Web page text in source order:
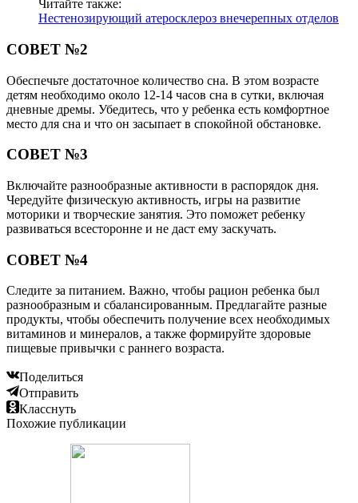
Читайте также:
Нестенозирующий атеросклероз внечерепных отделов
СОВЕТ №2
Обеспечьте достаточное количество сна. В этом возрасте
детям необходимо около 12-14 часов сна в сутки, включая
дневные дремы. Убедитесь, что у ребенка есть комфортное
место для сна и что он засыпает в спокойной обстановке.
СОВЕТ №3
Включайте разнообразные активности в распорядок дня.
Чередуйте физическую активность, игры на развитие
моторики и творческие занятия. Это поможет ребенку
развиваться всесторонне и не даст ему заскучать.
СОВЕТ №4
Следите за питанием. Важно, чтобы рацион ребенка был
разнообразным и сбалансированным. Предлагайте разные
продукты, чтобы обеспечить получение всех необходимых
витаминов и минералов, а также формируйте здоровые
пищевые привычки с раннего возраста.
Поделиться
Отправить
Класснуть
Похожие публикации